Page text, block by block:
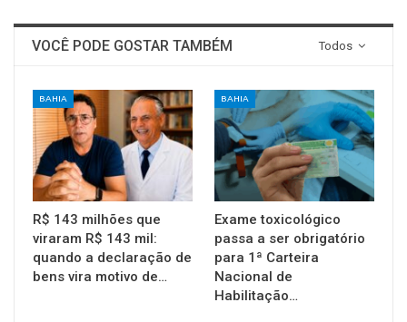
Todos
VOCÊ PODE GOSTAR TAMBÉM
BAHIA
R$ 143 milhões que
viraram R$ 143 mil:
quando a declaração de
bens vira motivo de…
BAHIA
Exame toxicológico
passa a ser obrigatório
para 1ª Carteira
Nacional de
Habilitação…